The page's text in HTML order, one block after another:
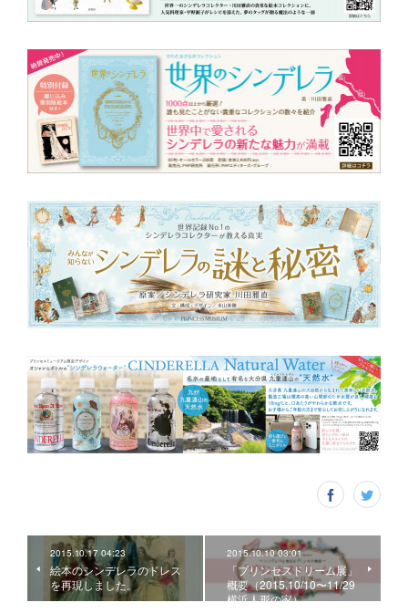
2015.10.17 04:23
絵本のシンデレラのドレス
を再現しました。
2015.10.10 03:01
「プリンセスドリーム展」
概要（2015.10/10〜11/29
横浜人形の家）